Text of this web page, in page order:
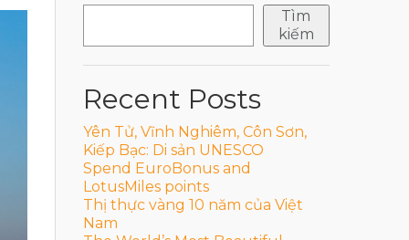
Tìm
kiếm
Recent Posts
Yên Tử, Vĩnh Nghiêm, Côn Sơn,
Kiếp Bạc: Di sản UNESCO
Spend EuroBonus and
LotusMiles points
Thị thực vàng 10 năm của Việt
Nam